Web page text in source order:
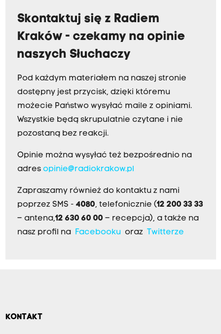
Skontaktuj się z Radiem
Kraków - czekamy na opinie
naszych Słuchaczy
Pod każdym materiałem na naszej stronie
dostępny jest przycisk, dzięki któremu
możecie Państwo wysyłać maile z opiniami.
Wszystkie będą skrupulatnie czytane i nie
pozostaną bez reakcji.
Opinie można wysyłać też bezpośrednio na
adres opinie@radiokrakow.pl
Zapraszamy również do kontaktu z nami
poprzez SMS - 4080, telefonicznie (12 200 33 33
– antena,12 630 60 00 – recepcja), a także na
nasz profil na Facebookuoraz Twitterze
KONTAKT